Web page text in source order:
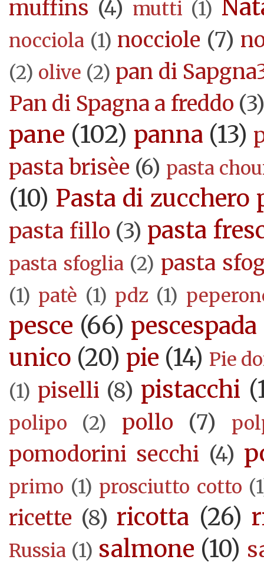
muffins (4) mutti (1)
nocciola (1) nocciole (7)
(2) olive (2) pan di
Pan di Spagna a freddo (3)
pane (102) panna (13)
pasta brisèe (6) pasta
(10) Pasta di zucchero
pasta fillo (3) pasta
pasta sfoglia (2) pasta
(1) patè (1) pdz (1)
pesce (66) pescespada
unico (20) pie (14) Pie
(1) piselli (8) pistacchi
polipo (2) pollo (7)
pomodorini secchi (4)
primo (1) prosciutto cotto
ricette (8) ricotta (26)
Russia (1) salmone (10)